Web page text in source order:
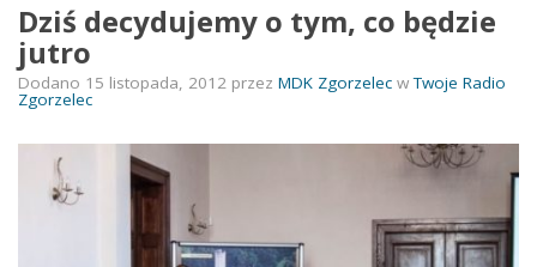
Dziś decydujemy o tym, co będzie
jutro
Dodano 15 listopada, 2012 przez MDK Zgorzelec wTwoje Radio
Zgorzelec